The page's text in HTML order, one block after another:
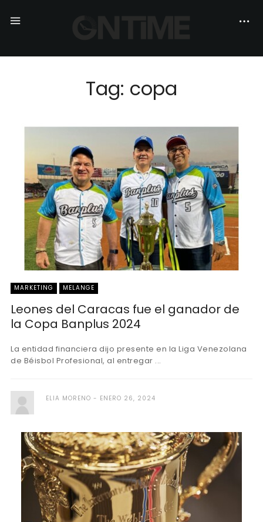
Tag: copa
MARKETING MELANGE
Leones del Caracas fue el ganador de
la Copa Banplus 2024
La entidad financiera dijo presente en la Liga Venezolana
de Béisbol Profesional, al entregar ...
ELIA MORENO ENERO 26, 2024